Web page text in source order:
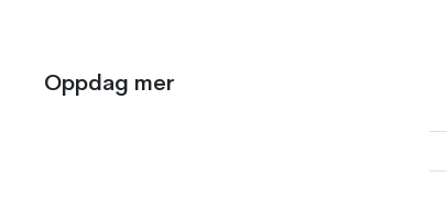
Oppdag mer